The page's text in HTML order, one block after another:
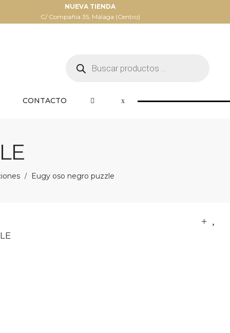
NUEVA TIENDA
C/ Compañia 35, Málaga (Centro)
productos
CONTACTO
/ Eugy oso negro puzzle